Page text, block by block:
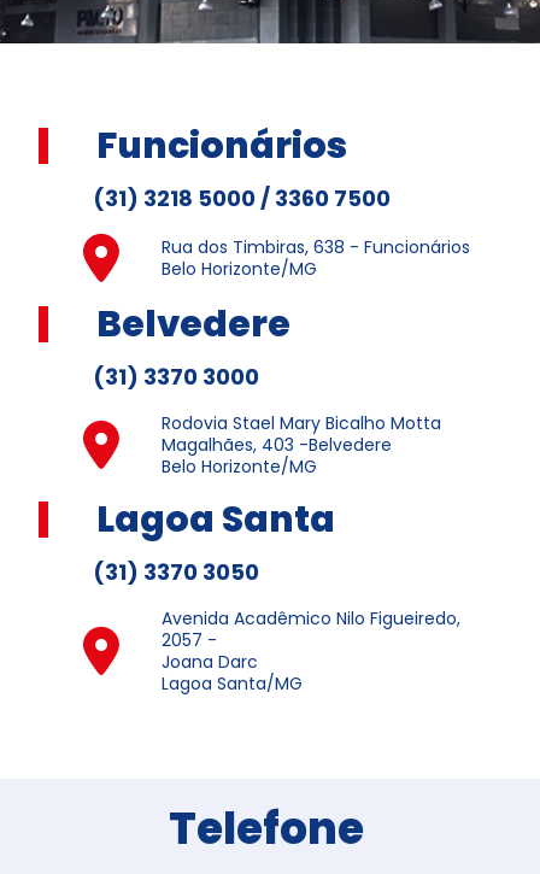
Funcionários
(31) 3218 5000 / 3360 7500
Rua dos Timbiras, 638 - Funcionários
Belo Horizonte/MG
Belvedere
(31) 3370 3000
Rodovia Stael Mary Bicalho Motta
Magalhães, 403 -Belvedere
Belo Horizonte/MG
Lagoa Santa
(31) 3370 3050
Avenida Acadêmico Nilo Figueiredo,
2057 -
Joana Darc
Lagoa Santa/MG
Telefone